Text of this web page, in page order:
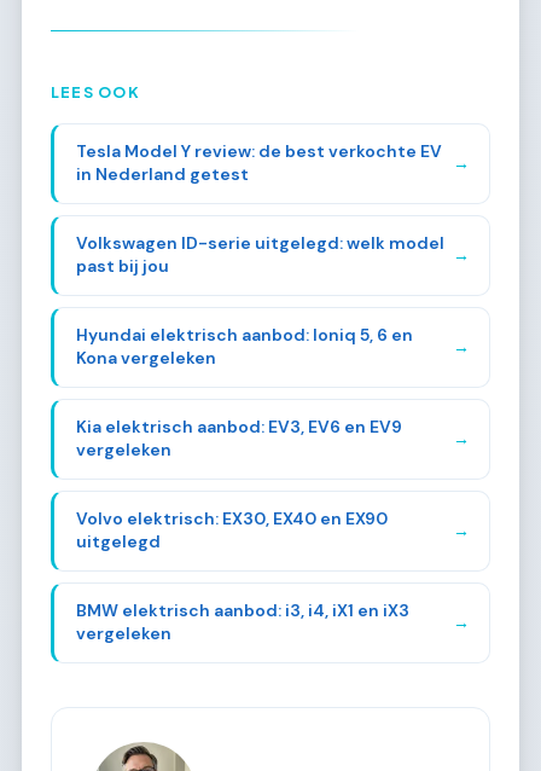
LEES OOK
Tesla Model Y review: de best verkochte EV
in Nederland getest
→
Volkswagen ID-serie uitgelegd: welk model
past bij jou
→
Hyundai elektrisch aanbod: Ioniq 5, 6 en
Kona vergeleken
→
Kia elektrisch aanbod: EV3, EV6 en EV9
vergeleken
→
Volvo elektrisch: EX30, EX40 en EX90
uitgelegd
→
BMW elektrisch aanbod: i3, i4, iX1 en iX3
vergeleken
→